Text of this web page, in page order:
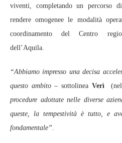
viventi, completando un percorso
rendere omogenee le modalità
coordinamento del Centro
dell’Aquila.
“Abbiamo impresso una decisa
questo ambito– sottolinea Verì
procedure adottate nelle diverse
queste, la tempestività è tutto, e
fondamentale”.